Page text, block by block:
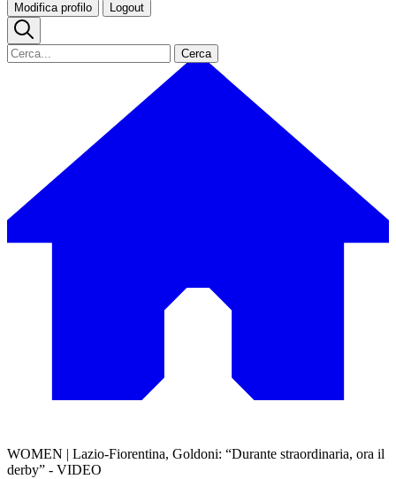
Modifica profilo Logout
Cerca
WOMEN | Lazio-Fiorentina, Goldoni: “Durante straordinaria, ora il
derby” - VIDEO